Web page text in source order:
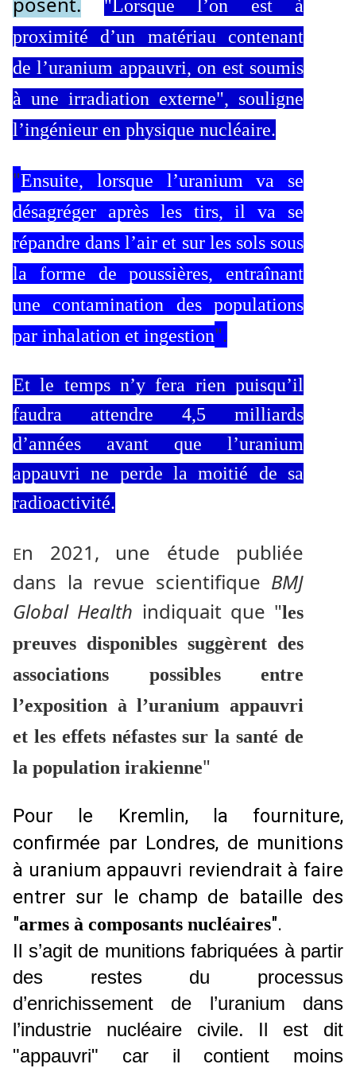
"Lorsque l’on est à
proximité d’un matériau contenant
de l’uranium appauvri, on est soumis
à une irradiation externe", souligne
l’ingénieur en physique nucléaire.
"Ensuite, lorsque l’uranium va se
désagréger après les tirs, il va se
répandre dans l’air et sur les sols sous
la forme de poussières, entraînant
une contamination des populations
par inhalation et ingestion".
Et le temps n’y fera rien puisqu’il
faudra attendre 4,5 milliards
d’années avant que l’uranium
appauvri ne perde la moitié de sa
radioactivité.
En 2021, une étude publiée
dans la revue scientifique BMJ
Global Health indiquait que "les
preuves disponibles suggèrent des
associations possibles entre
l’exposition à l’uranium appauvri
et les effets néfastes sur la santé de
la population irakienne"
Pour le Kremlin, la fourniture,
confirmée par Londres, de munitions
à uranium appauvri reviendrait à faire
entrer sur le champ de bataille des
"armes à composants nucléaires".
Il s’agit de munitions fabriquées à partir
des restes du processus
d’enrichissement de l’uranium dans
l’industrie nucléaire civile. Il est dit
"appauvri" car il contient moins